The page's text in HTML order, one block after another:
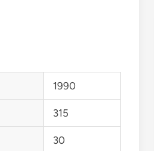
1990
315
30